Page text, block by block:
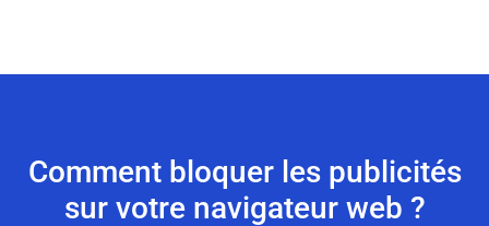
Comment bloquer les publicités
sur votre navigateur web ?